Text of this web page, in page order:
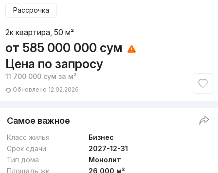
Рассрочка
2к квартира, 50 м²
от 585 000 000 сум
Цена по запросу
11 700 000 сум за м²
Обновлено 12.02.2026
Самое важное
Класс жилья
Бизнес
Срок сдачи
2027-12-31
Тип дома
Монолит
Площадь жк
26 000 м²